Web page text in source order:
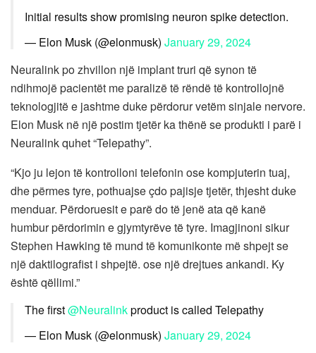
Initial results show promising neuron spike detection.
— Elon Musk (@elonmusk) January 29, 2024
Neuralink po zhvillon një implant truri që synon të
ndihmojë pacientët me paralizë të rëndë të kontrollojnë
teknologjitë e jashtme duke përdorur vetëm sinjale nervore.
Elon Musk në një postim tjetër ka thënë se produkti i parë i
Neuralink quhet “Telepathy”.
“Kjo ju lejon të kontrolloni telefonin ose kompjuterin tuaj,
dhe përmes tyre, pothuajse çdo pajisje tjetër, thjesht duke
menduar. Përdoruesit e parë do të jenë ata që kanë
humbur përdorimin e gjymtyrëve të tyre. Imagjinoni sikur
Stephen Hawking të mund të komunikonte më shpejt se
një daktilografist i shpejtë. ose një drejtues ankandi. Ky
është qëllimi.”
The first@Neuralinkproduct is called Telepathy
— Elon Musk (@elonmusk) January 29, 2024